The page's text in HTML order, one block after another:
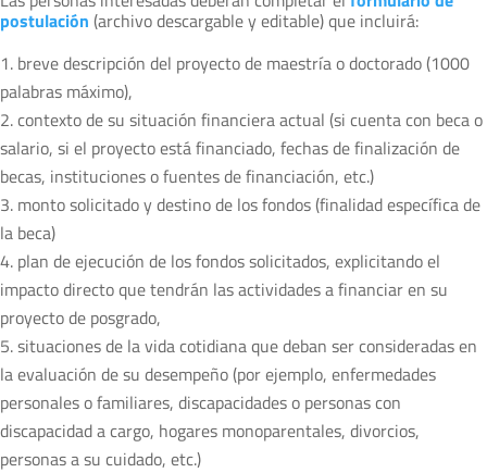
postulación (archivo descargable y editable) que incluirá:
breve descripción del proyecto de maestría o doctorado (1000
palabras máximo),
contexto de su situación financiera actual (si cuenta con beca o
salario, si el proyecto está financiado, fechas de finalización de
becas, instituciones o fuentes de financiación, etc.)
monto solicitado y destino de los fondos (finalidad específica de
la beca)
plan de ejecución de los fondos solicitados, explicitando el
impacto directo que tendrán las actividades a financiar en su
proyecto de posgrado,
situaciones de la vida cotidiana que deban ser consideradas en
la evaluación de su desempeño (por ejemplo, enfermedades
personales o familiares, discapacidades o personas con
discapacidad a cargo, hogares monoparentales, divorcios,
personas a su cuidado, etc.)